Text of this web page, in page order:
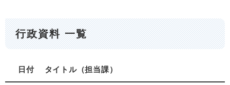
行政資料 一覧
日付 タイトル 担当課